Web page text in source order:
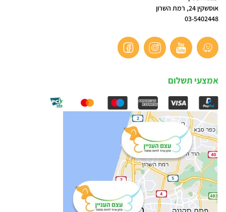
אוסשקין 24, רמת השרון
03-5402448
אמצעי תשלום